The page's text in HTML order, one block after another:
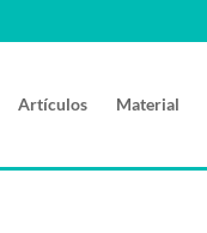
Artículos Material